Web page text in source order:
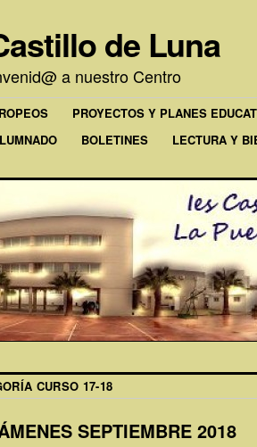
de Luna
a nuestro Centro
PROYECTOS Y PLANES
BOLETINES LECTURA Y
CURSO 17-18
SEPTIEMBRE 2018